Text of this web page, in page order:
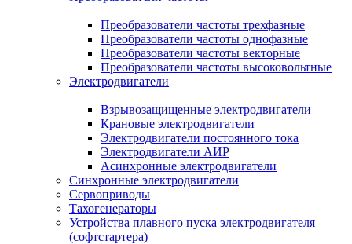
Преобразователи частоты трехфазные
Преобразователи частоты однофазные
Преобразователи частоты векторные
Преобразователи частоты высоковольтные
Электродвигатели
Взрывозащищенные электродвигатели
Крановые электродвигатели
Электродвигатели постоянного тока
Электродвигатели АИР
Асинхронные электродвигатели
Синхронные электродвигатели
Сервоприводы
Тахогенераторы
Устройства плавного пуска электродвигателя
(софтстартера)